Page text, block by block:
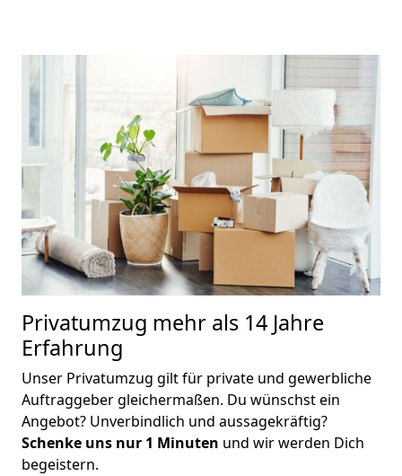
Privatumzug mehr als 14 Jahre
Erfahrung
Unser Privatumzug gilt für private und gewerbliche
Auftraggeber gleichermaßen. Du wünschst ein
Angebot? Unverbindlich und aussagekräftig?
Schenke uns nur 1 Minuten und wir werden Dich
begeistern.